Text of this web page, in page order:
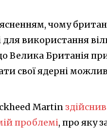
чому
використання
Велика Британія
свої ядерні
Martin
проблемі, про яку